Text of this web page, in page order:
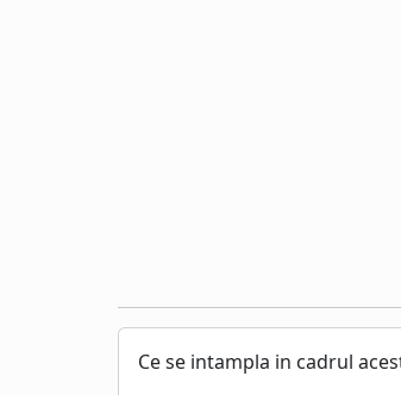
Ce se intampla in cadrul